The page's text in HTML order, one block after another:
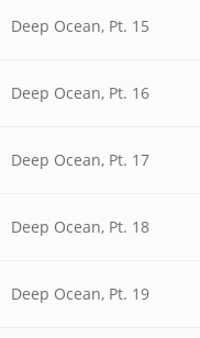
Deep Ocean, Pt. 15
Deep Ocean, Pt. 16
Deep Ocean, Pt. 17
Deep Ocean, Pt. 18
Deep Ocean, Pt. 19